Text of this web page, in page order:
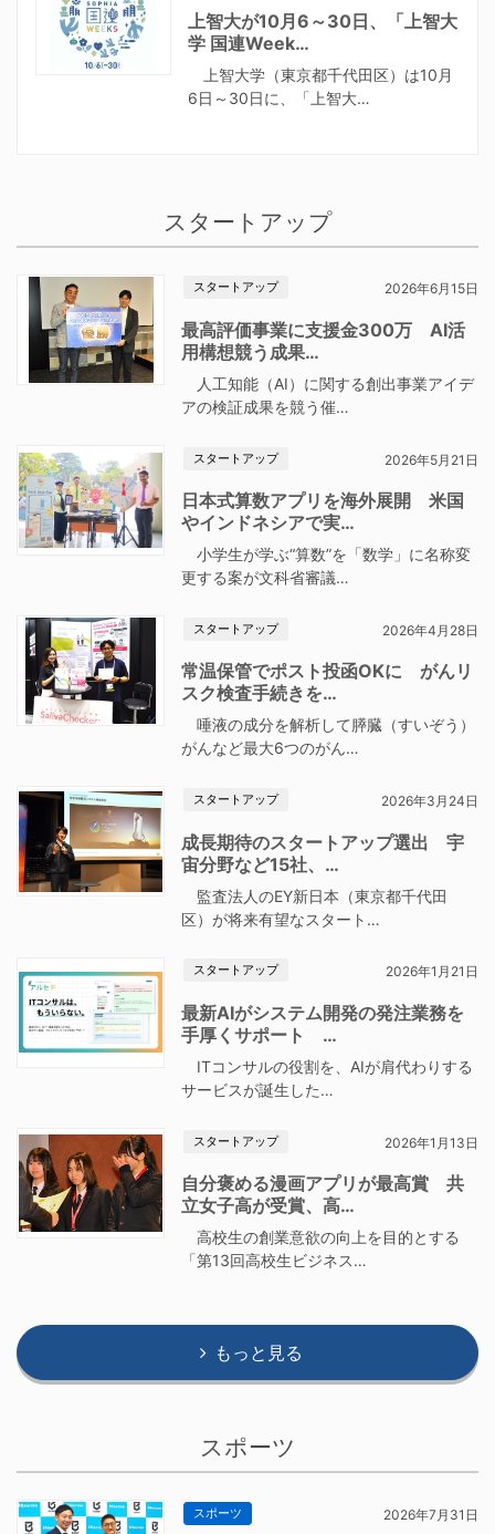
上智大が10月6～30日、「上智大
学 国連Week…
上智大学（東京都千代田区）は10月
6日～30日に、「上智大…
スタートアップ
スタートアップ 2026年6月15日
最高評価事業に支援金300万 AI活
用構想競う成果…
人工知能（AI）に関する創出事業アイデ
アの検証成果を競う催…
スタートアップ 2026年5月21日
日本式算数アプリを海外展開 米国
やインドネシアで実…
小学生が学ぶ“算数”を「数学」に名称変
更する案が文科省審議…
スタートアップ 2026年4月28日
常温保管でポスト投函OKに がんリ
スク検査手続きを…
唾液の成分を解析して膵臓（すいぞう）
がんなど最大6つのがん…
スタートアップ 2026年3月24日
成長期待のスタートアップ選出 宇
宙分野など15社、…
監査法人のEY新日本（東京都千代田
区）が将来有望なスタート…
スタートアップ 2026年1月21日
最新AIがシステム開発の発注業務を
手厚くサポート …
ITコンサルの役割を、AIが肩代わりする
サービスが誕生した…
スタートアップ 2026年1月13日
自分褒める漫画アプリが最高賞 共
立女子高が受賞、高…
高校生の創業意欲の向上を目的とする
「第13回高校生ビジネス…
もっと見る
スポーツ
スポーツ 2026年7月31日